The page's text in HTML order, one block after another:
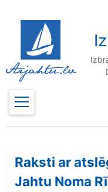
Raksti ar
Jahtu Noma